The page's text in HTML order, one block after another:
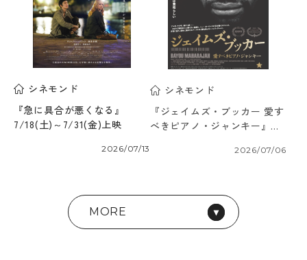
シネモンド
『急に具合が悪くなる』
7/18(土)～7/31(金)上映
2026/07/13
シネモンド
『ジェイムズ・ブッカー 愛す
べきピアノ・ジャンキー』
2026/07/06
MORE